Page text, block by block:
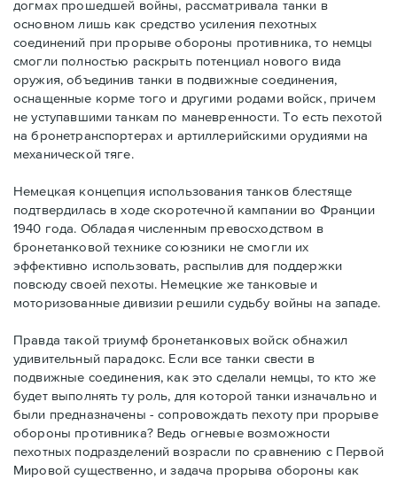
догмах прошедшей войны, рассматривала танки в
основном лишь как средство усиления пехотных
соединений при прорыве обороны противника, то немцы
смогли полностью раскрыть потенциал нового вида
оружия, объединив танки в подвижные соединения,
оснащенные корме того и другими родами войск, причем
не уступавшими танкам по маневренности. То есть пехотой
на бронетранспортерах и артиллерийскими орудиями на
механической тяге.
Немецкая концепция использования танков блестяще
подтвердилась в ходе скоротечной кампании во Франции
1940 года. Обладая численным превосходством в
бронетанковой технике союзники не смогли их
эффективно использовать, распылив для поддержки
повсюду своей пехоты. Немецкие же танковые и
моторизованные дивизии решили судьбу войны на западе.
Правда такой триумф бронетанковых войск обнажил
удивительный парадокс. Если все танки свести в
подвижные соединения, как это сделали немцы, то кто же
будет выполнять ту роль, для которой танки изначально и
были предназначены - сопровождать пехоту при прорыве
обороны противника? Ведь огневые возможности
пехотных подразделений возрасли по сравнению с Первой
Мировой существенно, и задача прорыва обороны как